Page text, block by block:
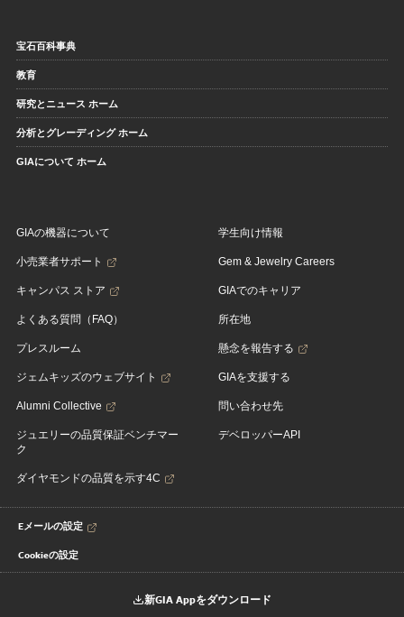
宝石百科事典
教育
研究とニュース ホーム
分析とグレーディング ホーム
GIAについて ホーム
GIAの機器について
小売業者サポート
キャンパス ストア
よくある質問（FAQ）
プレスルーム
ジェムキッズのウェブサイト
Alumni Collective
ジュエリーの品質保証ベンチマー
ク
ダイヤモンドの品質を示す4C
学生向け情報
Gem & Jewelry Careers
GIAでのキャリア
所在地
懸念を報告する
GIAを支援する
問い合わせ先
デベロッパーAPI
Eメールの設定
Cookieの設定
新GIA Appをダウンロード